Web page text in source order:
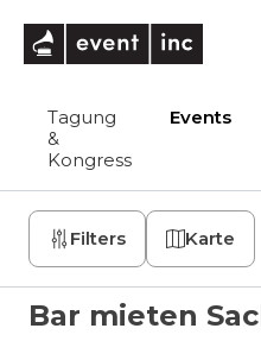
Tagung
&
Kongress
Events
Filters Karte
Bar mieten